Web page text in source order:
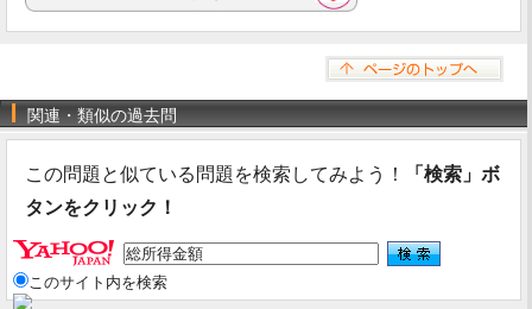
関連・類似の過去問
この問題と似ている問題を検索してみよう！
「検索」ボ
タンをクリック！
このサイト内を検索